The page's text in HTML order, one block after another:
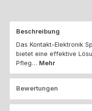
Beschreibung
Das Kontakt-Elektronik
bietet eine effektive
Pfleg… Mehr
Bewertungen